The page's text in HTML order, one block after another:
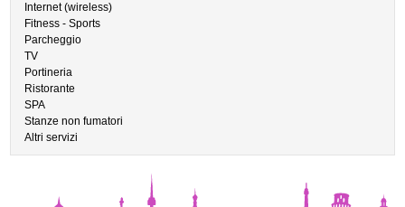
Internet (wireless)
Fitness - Sports
Parcheggio
TV
Portineria
Ristorante
SPA
Stanze non fumatori
Altri servizi